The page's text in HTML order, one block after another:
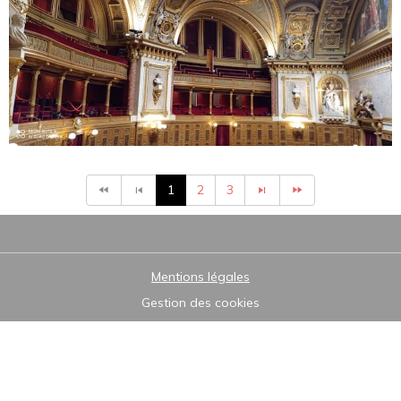
1 2 3
Mentions légales
Gestion des cookies